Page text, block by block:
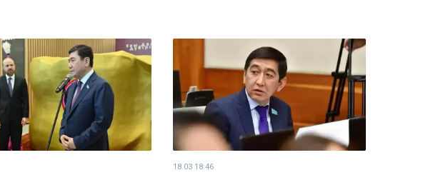
18.03 18:46